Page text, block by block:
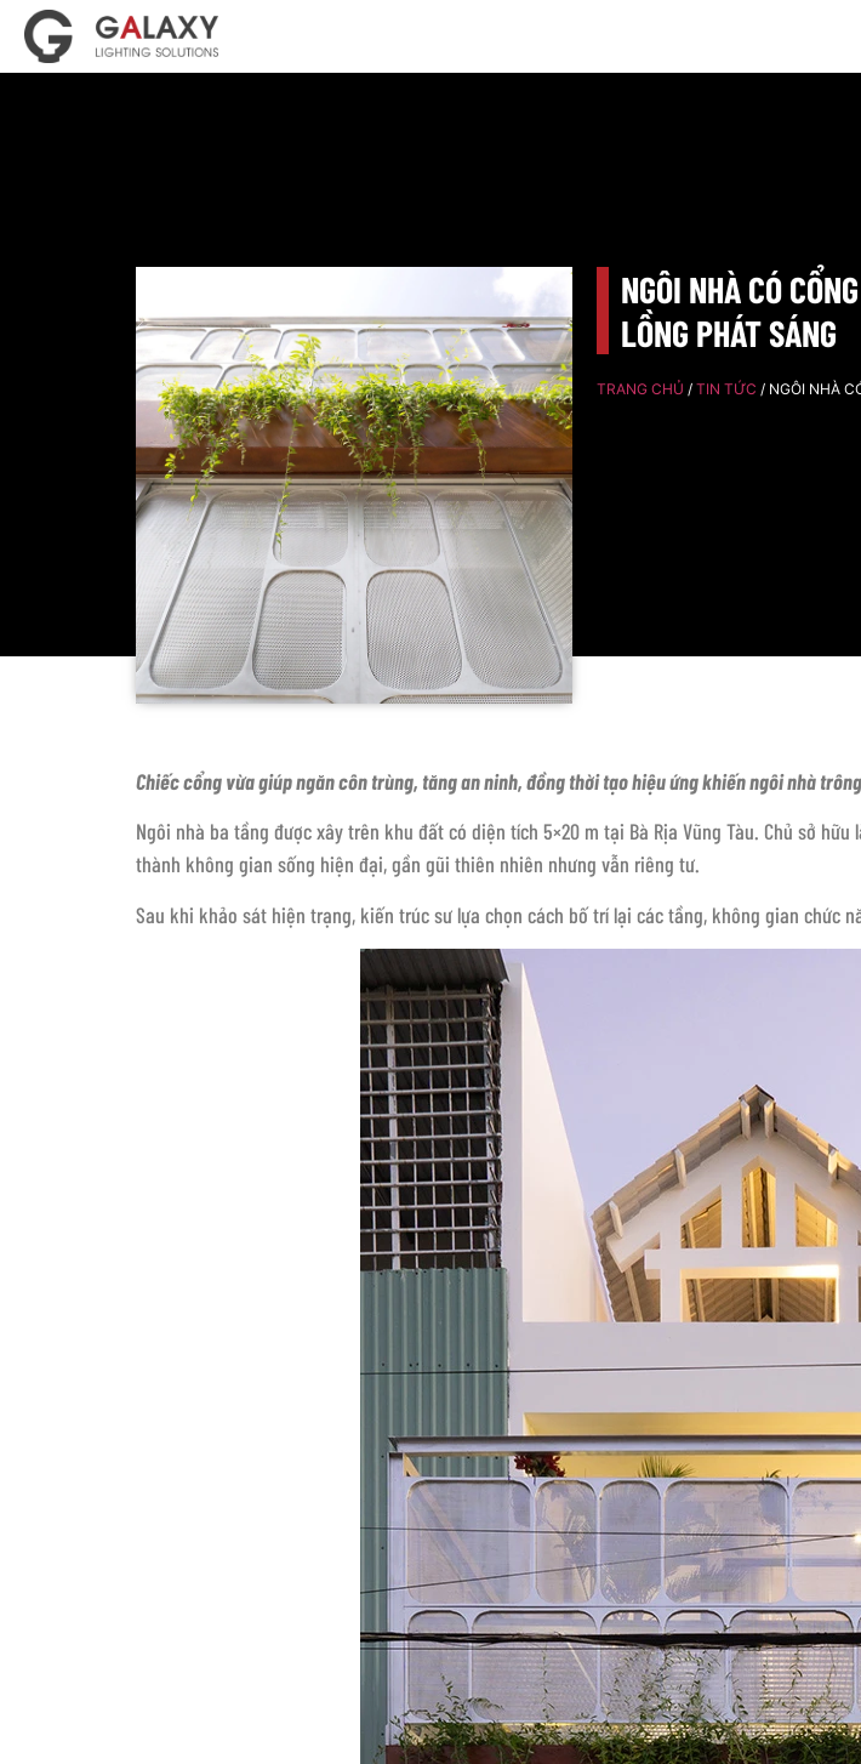
NGÔI NHÀ CÓ
LỒNG PHÁT SÁNG
TRANG CHỦ / TIN TỨC / NGÔI NHÀ
Chiếc cổng vừa giúp ngăn côn trùng, tăng an ninh, đồng thời tạo hiệu ứng khiến ngôi nhà
Ngôi nhà ba tầng được xây trên khu đất có diện tích 5×20 m tại Bà Rịa Vũng Tàu. Chủ sở
thành không gian sống hiện đại, gần gũi thiên nhiên nhưng vẫn riêng tư.
Sau khi khảo sát hiện trạng, kiến trúc sư lựa chọn cách bố trí lại các tầng, không gian chức